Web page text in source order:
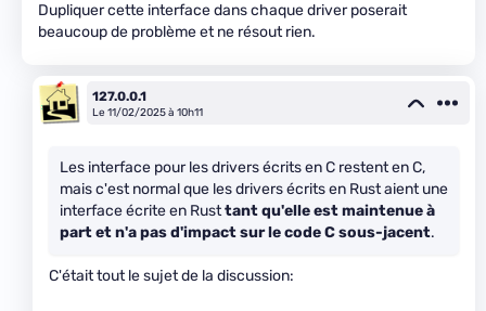
Dupliquer cette interface dans chaque driver poserait
beaucoup de problème et ne résout rien.
127.0.0.1
Le 11/02/2025 à 10h11
Les interface pour les drivers écrits en C restent en C,
mais c'est normal que les drivers écrits en Rust aient une
interface écrite en Rusttant qu'elle est maintenue à
part et n'a pas d'impact sur le code C sous-jacent.
C'était tout le sujet de la discussion: